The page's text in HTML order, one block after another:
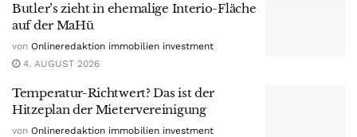
Butler’s zieht in ehemalige Interio-Fläche
auf der MaHü
von Onlineredaktion immobilien investment
4. AUGUST 2026
Temperatur-Richtwert? Das ist der
Hitzeplan der Mietervereinigung
von Onlineredaktion immobilien investment